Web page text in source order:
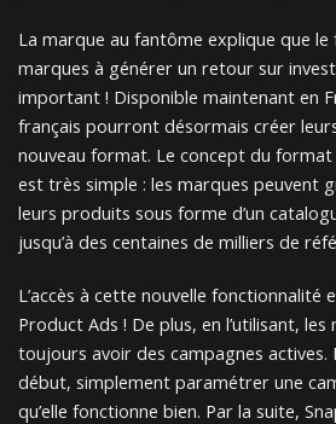
La marque au fantôme explique que
marques à générer un retour sur
important ! Disponible maintenant en
français pourront désormais créer
nouveau format. Le concept du
est très simple : les marques peuvent
leurs produits sous forme d’un
jusqu’à des centaines de milliers de
L’accès à cette nouvelle fonctionnalité
Product Ads ! De plus, en l’utilisant,
toujours avoir des campagnes actives.
début, simplement paramétrer une
qu’elle fonctionne bien. Par la suite,